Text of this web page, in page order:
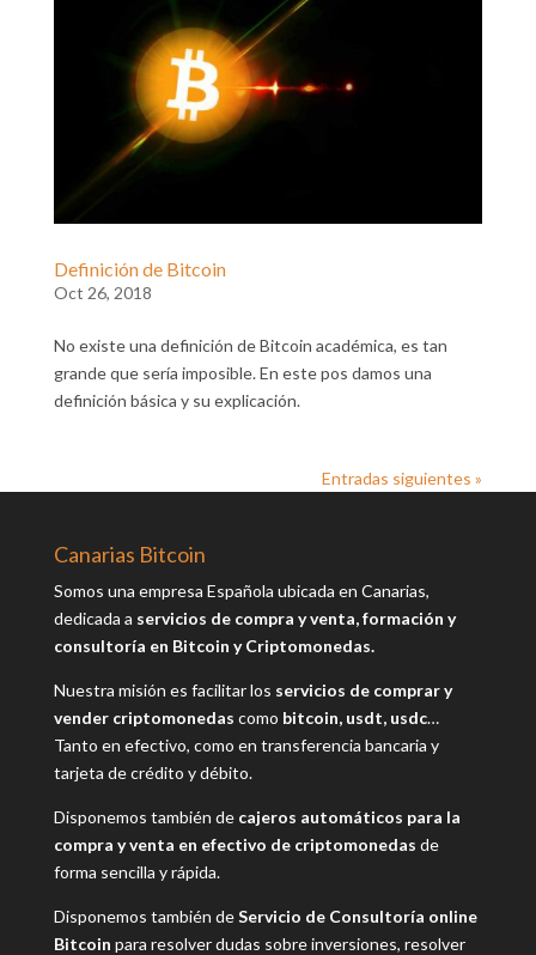
Definición de Bitcoin
Oct 26, 2018
No existe una definición de Bitcoin académica, es tan
grande que sería imposible. En este pos damos una
definición básica y su explicación.
Entradas siguientes »
Canarias Bitcoin
Somos una empresa Española ubicada en Canarias,
dedicada a servicios de compra y venta, formación y
consultoría en Bitcoin y Criptomonedas.
Nuestra misión es facilitar los servicios de comprar y
vender criptomonedas como bitcoin, usdt, usdc…
Tanto en efectivo, como en transferencia bancaria y
tarjeta de crédito y débito.
Disponemos también de cajeros automáticos para la
compra y venta en efectivo de criptomonedas de
forma sencilla y rápida.
Disponemos también deServicio de Consultoría online
Bitcoin para resolver dudas sobre inversiones, resolver